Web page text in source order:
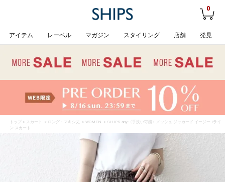
0
アイテム レーベル マガジン スタイリング 店舗 発見
トップ > スカート > ロング・マキシ丈 > WOMEN > SHIPS any:〈手洗い可能〉メッシュ ジャカード イージー Iライ
ン スカート